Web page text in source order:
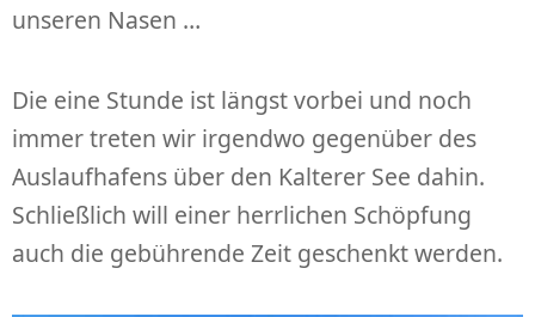
unseren Nasen …
Die eine Stunde ist längst vorbei und noch
immer treten wir irgendwo gegenüber des
Auslaufhafens über den Kalterer See dahin.
Schließlich will einer herrlichen Schöpfung
auch die gebührende Zeit geschenkt werden.